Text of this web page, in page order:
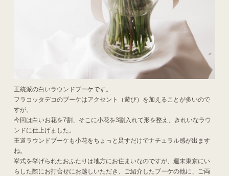
正統派の白いラウンドブーケです。
フラコッタデコのブーケはアクセント（遊び）を加えることが多いので
すが、
今回は白いお花を7割、そこに小花を3割入れて形を整え、きれいなラウ
ンドに仕上げました。
王道ラウンドブーケも小花をちょっと足すだけでナチュラル感が出ます
ね。
挙式を挙げられたおふたりは地方にお住まいなのですが、週末東京にい
らした際にお打合せにお越しいただき、ご紹介したブーケの他に、ご両